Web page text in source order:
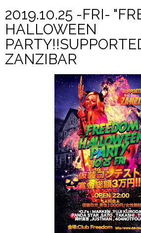
2019.10.25 -FRI-
HALLOWEEN
ZANZIBAR